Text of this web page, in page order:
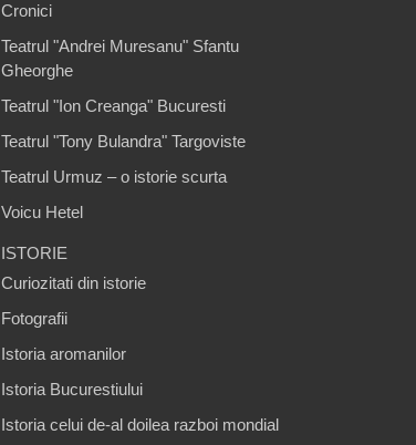
Cronici
Teatrul "Andrei Muresanu" Sfantu
Gheorghe
Teatrul "Ion Creanga" Bucuresti
Teatrul "Tony Bulandra" Targoviste
Teatrul Urmuz – o istorie scurta
Voicu Hetel
ISTORIE
Curiozitati din istorie
Fotografii
Istoria aromanilor
Istoria Bucurestiului
Istoria celui de-al doilea razboi mondial